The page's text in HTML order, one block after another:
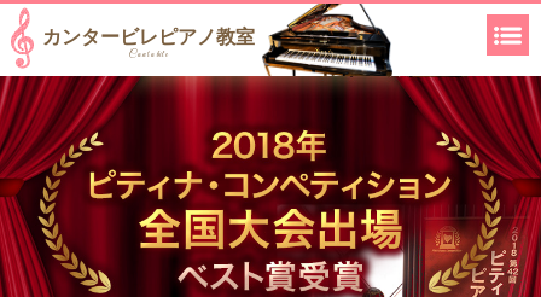
カンタービレピアノ教室
Cantabile